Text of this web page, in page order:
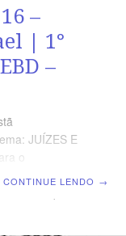
–
| 1°
–
JUÍZES E
o
CONTINUE LENDO →